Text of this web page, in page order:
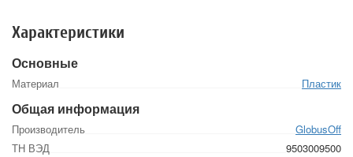
Характеристики
Основные
Материал Пластик
Общая информация
Производитель
GlobusOff
ТН ВЭД
9503009500